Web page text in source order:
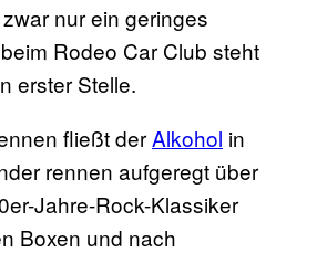
nur ein geringes
Rodeo Car Club steht
erster Stelle.
fließt derAlkohol in
rennen aufgeregt über
Jahre-Rock-Klassiker
Boxen und nach